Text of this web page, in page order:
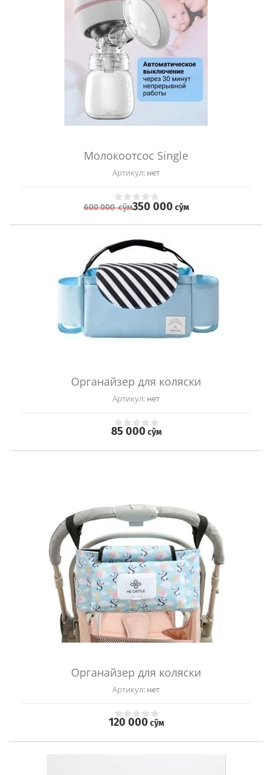
Молокоотсос Single
Артикул: нет
600 000сўм350 000 сўм
Органайзер для коляски
Артикул: нет
85 000 сўм
Органайзер для коляски
Артикул: нет
120 000 сўм